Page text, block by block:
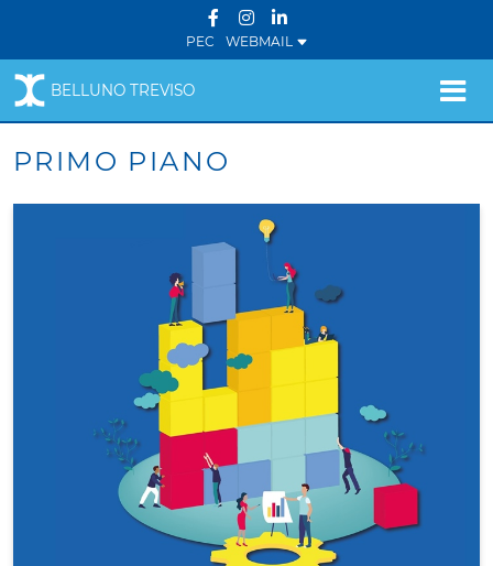
PEC WEBMAIL
BELLUNO TREVISO
PRIMO PIANO